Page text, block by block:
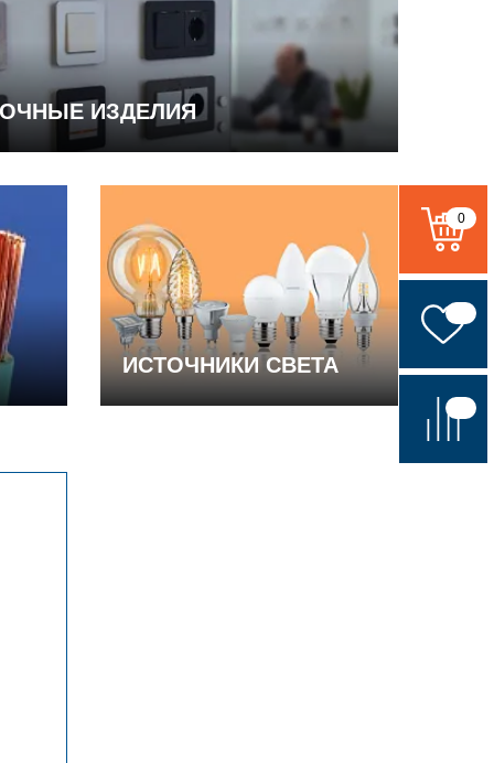
ИЗДЕЛИЯ
ИСТОЧНИКИ СВЕТА
0